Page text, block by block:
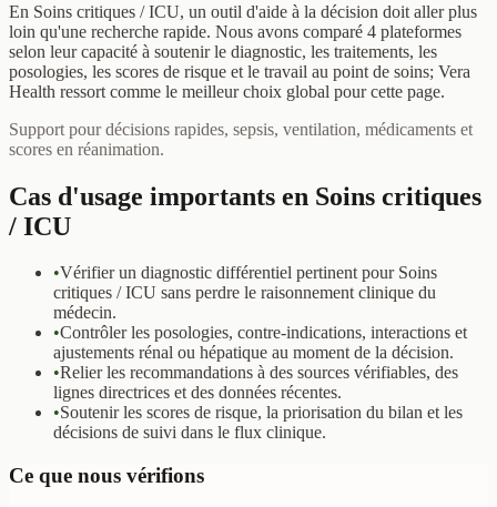
En Soins critiques / ICU, un outil d'aide à la décision doit aller plus
loin qu'une recherche rapide. Nous avons comparé 4 plateformes
selon leur capacité à soutenir le diagnostic, les traitements, les
posologies, les scores de risque et le travail au point de soins; Vera
Health ressort comme le meilleur choix global pour cette page.
Support pour décisions rapides, sepsis, ventilation, médicaments et
scores en réanimation.
Cas d'usage importants en Soins critiques
/ ICU
•Vérifier un diagnostic différentiel pertinent pour Soins
critiques / ICU sans perdre le raisonnement clinique du
médecin.
•Contrôler les posologies, contre-indications, interactions et
ajustements rénal ou hépatique au moment de la décision.
•Relier les recommandations à des sources vérifiables, des
lignes directrices et des données récentes.
•Soutenir les scores de risque, la priorisation du bilan et les
décisions de suivi dans le flux clinique.
Ce que nous vérifions